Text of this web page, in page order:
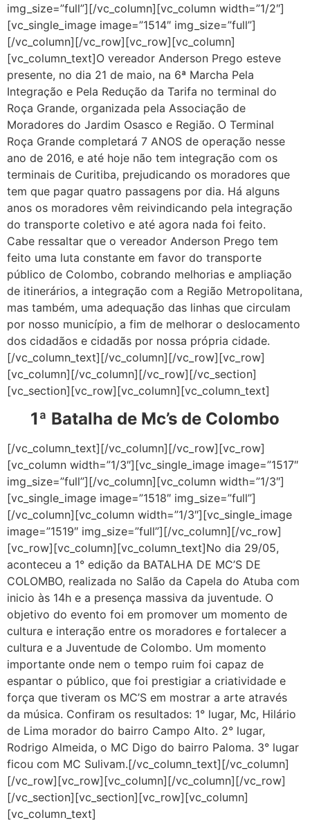
img_size=”full”][/vc_column][vc_column width=”1/2″]
[vc_single_image image=”1514″ img_size=”full”]
[/vc_column][/vc_row][vc_row][vc_column]
[vc_column_text]O vereador Anderson Prego esteve
presente, no dia 21 de maio, na 6ª Marcha Pela
Integração e Pela Redução da Tarifa no terminal do
Roça Grande, organizada pela Associação de
Moradores do Jardim Osasco e Região. O Terminal
Roça Grande completará 7 ANOS de operação nesse
ano de 2016, e até hoje não tem integração com os
terminais de Curitiba, prejudicando os moradores que
tem que pagar quatro passagens por dia. Há alguns
anos os moradores vêm reivindicando pela integração
do transporte coletivo e até agora nada foi feito.
Cabe ressaltar que o vereador Anderson Prego tem
feito uma luta constante em favor do transporte
público de Colombo, cobrando melhorias e ampliação
de itinerários, a integração com a Região Metropolitana,
mas também, uma adequação das linhas que circulam
por nosso município, a fim de melhorar o deslocamento
dos cidadãos e cidadãs por nossa própria cidade.
[/vc_column_text][/vc_column][/vc_row][vc_row]
[vc_column][/vc_column][/vc_row][/vc_section]
[vc_section][vc_row][vc_column][vc_column_text]
1ª Batalha de Mc’s de Colombo
[/vc_column_text][/vc_column][/vc_row][vc_row]
[vc_column width=”1/3″][vc_single_image image=”1517″
img_size=”full”][/vc_column][vc_column width=”1/3″]
[vc_single_image image=”1518″ img_size=”full”]
[/vc_column][vc_column width=”1/3″][vc_single_image
image=”1519″ img_size=”full”][/vc_column][/vc_row]
[vc_row][vc_column][vc_column_text]No dia 29/05,
aconteceu a 1° edição da BATALHA DE MC’S DE
COLOMBO, realizada no Salão da Capela do Atuba com
inicio às 14h e a presença massiva da juventude. O
objetivo do evento foi em promover um momento de
cultura e interação entre os moradores e fortalecer a
cultura e a Juventude de Colombo. Um momento
importante onde nem o tempo ruim foi capaz de
espantar o público, que foi prestigiar a criatividade e
força que tiveram os MC’S em mostrar a arte através
da música. Confiram os resultados: 1° lugar, Mc, Hilário
de Lima morador do bairro Campo Alto. 2° lugar,
Rodrigo Almeida, o MC Digo do bairro Paloma. 3° lugar
ficou com MC Sulivam.[/vc_column_text][/vc_column]
[/vc_row][vc_row][vc_column][/vc_column][/vc_row]
[/vc_section][vc_section][vc_row][vc_column]
[vc_column_text]